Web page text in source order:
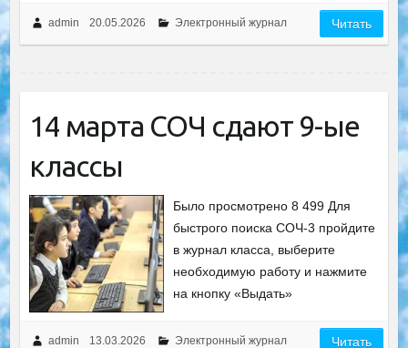
admin 20.05.2026 Электронный журнал Читать
14 марта СОЧ сдают 9-ые
классы
Было просмотрено 8 499 Для
быстрого поиска СОЧ-3 пройдите
в журнал класса, выберите
необходимую работу и нажмите
на кнопку «Выдать»
admin 13.03.2026 Электронный журнал Читать